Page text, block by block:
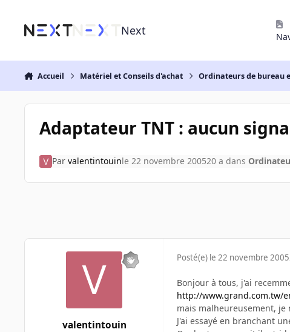
Next
Accueil Matériel et Conseils d'achat Ordinateurs de bureau
Adaptateur TNT : aucun
Par valentintouinle 22 novembre 200520 a dans
valentintouin
Posté(e) le 22 novembre 2005
Bonjour à tous, j'ai
http://www.grand.com.tw/
mais malheureusement,
J'ai essayé en branchant